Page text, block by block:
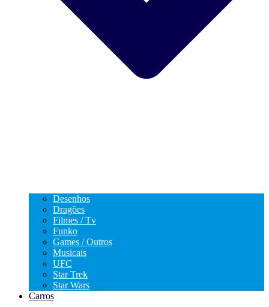
Desenhos
Dragões
Filmes / Tv
Funko
Games / Outros
Musicais
UFC
Star Trek
Star Wars
Carros